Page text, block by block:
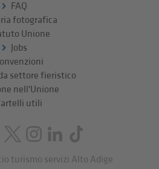
FAQ
fotografica
Unione
Jobs
settore fieristico
nell'Unione
utili
turismo servizi Alto Adige